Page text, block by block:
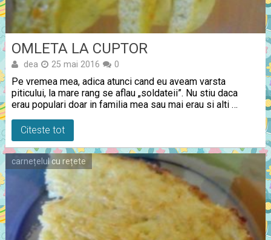
OMLETA LA CUPTOR
dea 25 mai 2016 0
Pe vremea mea, adica atunci cand eu aveam varsta
piticului, la mare rang se aflau „soldateii”. Nu stiu daca
erau populari doar in familia mea sau mai erau si alti …
Citeste tot
carnețelul cu rețete